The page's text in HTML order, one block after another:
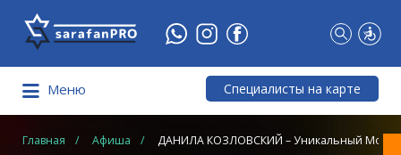
Что
Вы
ищете?
Меню Специалисты на карте
Главная Афиша ДАНИЛА КОЗЛОВСКИЙ – Уникальный